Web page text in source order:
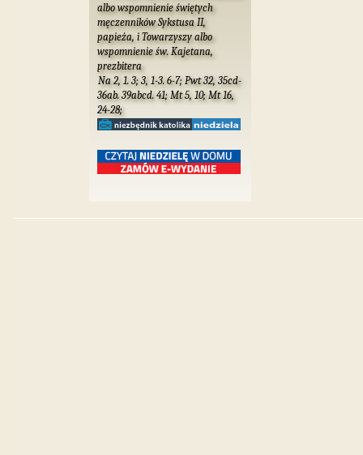
albo wspomnienie świętych
męczenników Sykstusa II,
papieża, i Towarzyszy albo
wspomnienie św. Kajetana,
prezbitera
Na 2, 1. 3; 3, 1-3. 6-7; Pwt 32, 35cd-
36ab. 39abcd. 41; Mt 5, 10; Mt 16,
24-28;